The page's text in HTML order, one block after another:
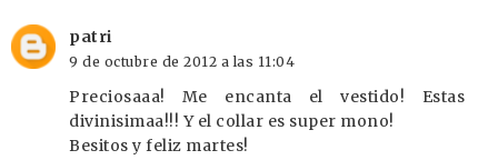
patri
9 de octubre de 2012 a las 11:04
Preciosaaa! Me encanta el vestido! Estas
divinisimaa!!! Y el collar es super mono!
Besitos y feliz martes!